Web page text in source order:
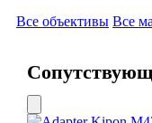
Все объективы Все